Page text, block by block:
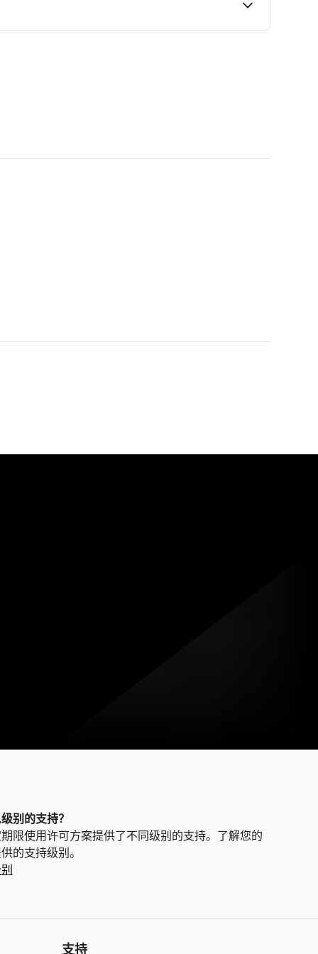
别的支持？
限使用许可方案提供了不同级别的支持。了解您的
的支持级别。
支持